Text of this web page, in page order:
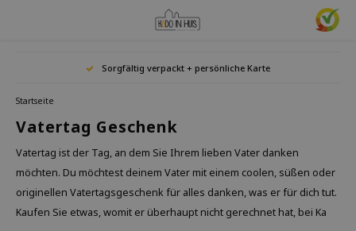
Hoofdmenu / zwitscherbox
Birdybox
Lakesidebox
Heidibox
Hoofdmenu / geschenkideen
Geschenk für sie
Geschenk für ihn
Geschenk für Kinder
Hoofdmenu / wohnaccessoires
Buchstützen
Dekoration
Bilderrahmen
Hoofdmenu / geschenke & lifestyle
Lesezeichen
Trinkflaschen
Fun Gadgets
Hoofdmenu
Nederlands
Sorgfältig verpackt + persönliche Karte
Startseite
Vatertag Geschenk
Vatertag ist der Tag, an dem Sie Ihrem lieben Vater danken
möchten. Du möchtest deinem Vater mit einem coolen, süßen oder
originellen Vatertagsgeschenk für alles danken, was er für dich tut.
Kaufen Sie etwas, womit er überhaupt nicht gerechnet hat, bei Ka